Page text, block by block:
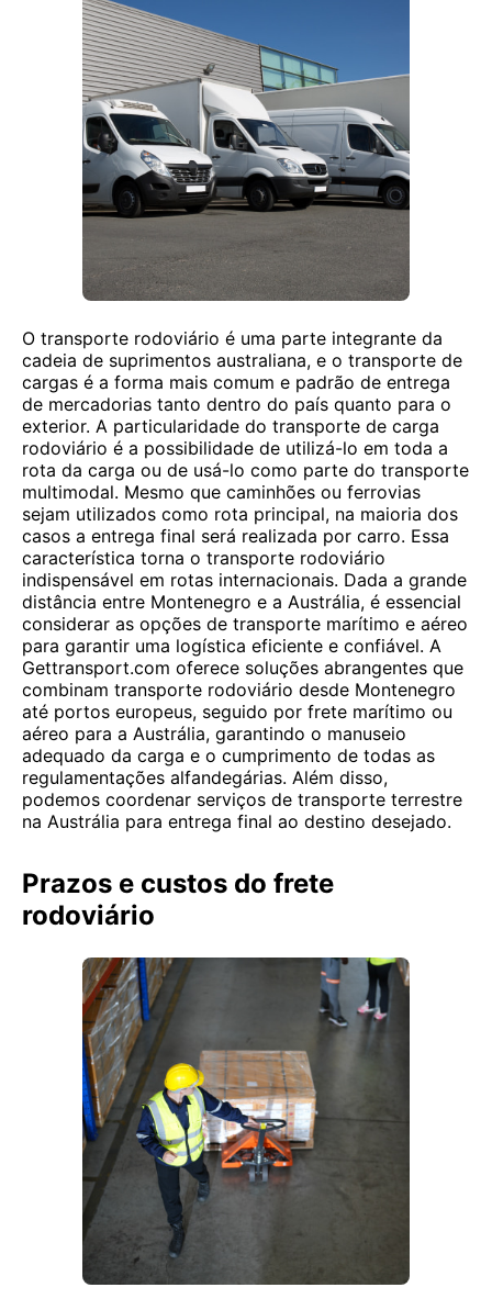
O transporte rodoviário é uma parte integrante da
cadeia de suprimentos australiana, e o transporte de
cargas é a forma mais comum e padrão de entrega
de mercadorias tanto dentro do país quanto para o
exterior. A particularidade do transporte de carga
rodoviário é a possibilidade de utilizá-lo em toda a
rota da carga ou de usá-lo como parte do transporte
multimodal. Mesmo que caminhões ou ferrovias
sejam utilizados como rota principal, na maioria dos
casos a entrega final será realizada por carro. Essa
característica torna o transporte rodoviário
indispensável em rotas internacionais. Dada a grande
distância entre Montenegro e a Austrália, é essencial
considerar as opções de transporte marítimo e aéreo
para garantir uma logística eficiente e confiável. A
Gettransport.com oferece soluções abrangentes que
combinam transporte rodoviário desde Montenegro
até portos europeus, seguido por frete marítimo ou
aéreo para a Austrália, garantindo o manuseio
adequado da carga e o cumprimento de todas as
regulamentações alfandegárias. Além disso,
podemos coordenar serviços de transporte terrestre
na Austrália para entrega final ao destino desejado.
Prazos e custos do frete
rodoviário